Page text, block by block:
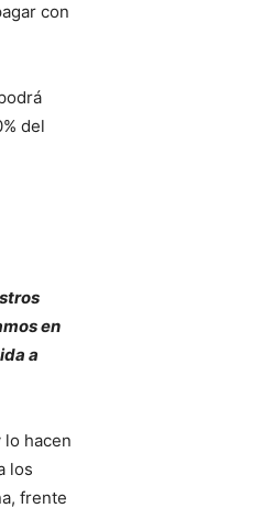
con
del
en
a
hacen
los
frente